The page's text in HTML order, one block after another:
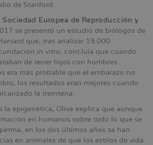
de Stanford.
Sociedad Europea de Reproducción y
se presentó un estudio de biólogos de
que, tras analizar 19.000
in vitro, concluía que cuando
de tener hijos con hombres
era más probable que el embarazo no
los resultados eran mejores cuando
la treintena.
la epigenética, Oliva explica que aunque
en humanos sobre todo lo que se
en los dos últimos años se han
en animales de que los estilos de vida